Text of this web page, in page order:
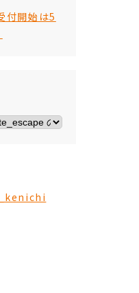
付開始は5